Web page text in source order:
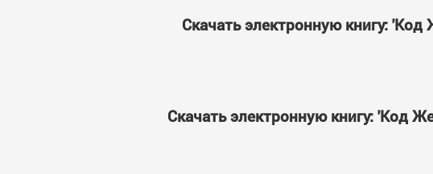
Скачать электронную книгу:
Скачать электронную книгу: 'Код